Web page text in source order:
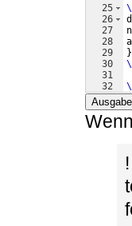
25
26
27
28
29
30
31
32
}